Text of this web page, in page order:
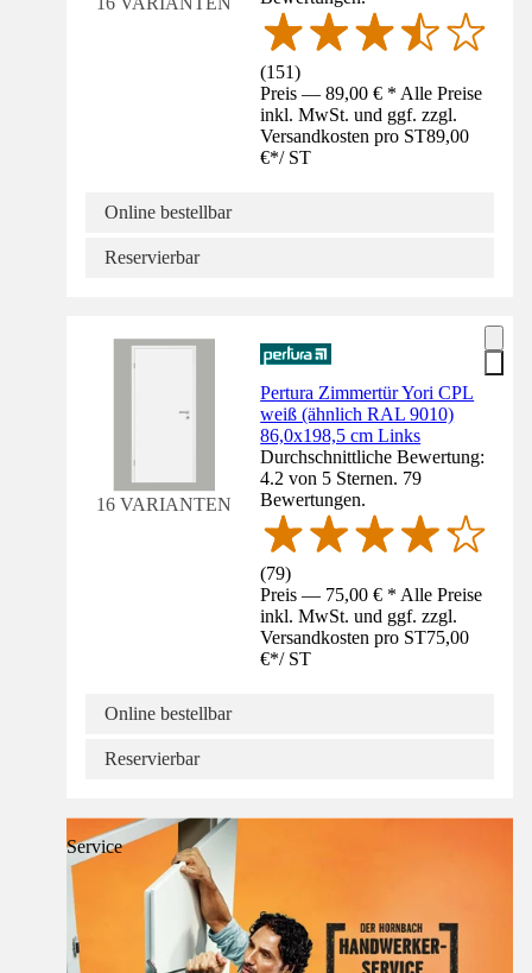
(151)
Preis — 89,00 € * Alle Preise
inkl. MwSt. und ggf. zzgl.
Versandkosten pro ST89,00
€*/ ST
Online bestellbar
Reservierbar
16 VARIANTEN
Pertura Zimmertür Yori CPL
weiß (ähnlich RAL 9010)
86,0x198,5 cm Links
Durchschnittliche Bewertung:
4.2 von 5 Sternen. 79
Bewertungen.
(79)
Preis — 75,00 € * Alle Preise
inkl. MwSt. und ggf. zzgl.
Versandkosten pro ST75,00
€*/ ST
Online bestellbar
Reservierbar
Service